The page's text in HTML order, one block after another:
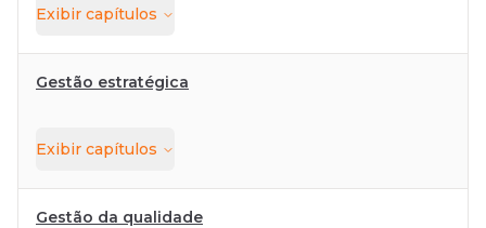
Exibir capítulos
Gestão estratégica
Exibir capítulos
Gestão da qualidade